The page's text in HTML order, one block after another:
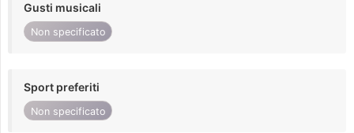
Gusti musicali
Non specificato
Sport preferiti
Non specificato